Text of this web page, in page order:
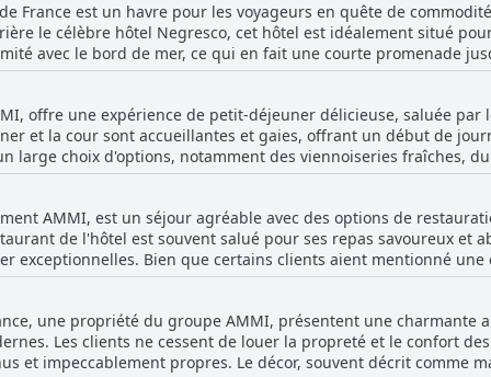
France est un havre pour les voyageurs en quête de
le célèbre hôtel Negresco, cet hôtel est idéalement situé
avec le bord de mer, ce qui en fait une courte promenade
son accès à la plage, mais aussi pour sa centralité. Les
de cafés et de restaurants. Les stations de tramway et de bus
parties de la ville, garantissant que toutes les principales
offre une atmosphère de quartier animée sans bruit envahissant. L'Hôtel de
Nice, de nombreux clients soulignant son emplacement
les restaurants locaux, tout est facilement accessible. La
de la vie urbaine animée, ce qui en fait un choix idéal pour
offre une expérience de petit-déjeuner délicieuse, saluée par
et la cour sont accueillantes et gaies, offrant un début de
large choix d'options, notamment des viennoiseries fraîches,
clients apprécient particulièrement la générosité et le
salés, garantissant qu'il y en a pour tous les goûts. Bien que certains avis mentionnent
d'une plus grande variété et d'une localisation plus
Des éléments tels que les omelettes, les saucisses et le
la disponibilité d'options sans gluten sur demande garantit que
apprécié soit dans le restaurant, soit sur la belle
typique des grands hôtels,
positive. Malgré quelques suggestions d'amélioration, le petit-
salué pour sa qualité, sa variété et sa présentation
AMMI, est un séjour agréable avec des options de
de l'hôtel est souvent salué pour ses repas savoureux et
exceptionnelles. Bien que certains clients aient mentionné
est souvent présenté comme un avantage majeur, offrant à la fois
à proximité, obtenant des notes élevées pour ses
nombreuses critiques soulignent l'abondance de bons cafés,
de marche. Les clients trouvent souvent cela pratique,
pour le dîner. L'emplacement de l'hôtel rehausse
une propriété du groupe AMMI, présentent une charmante
Les clients ne cessent de louer la propreté et le confort
et impeccablement propres. Le décor, souvent décrit comme